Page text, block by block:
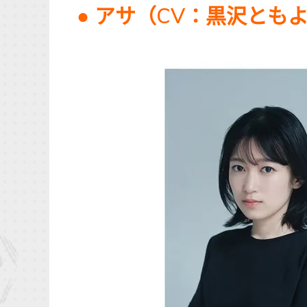
● アサ（CV：黒沢とも